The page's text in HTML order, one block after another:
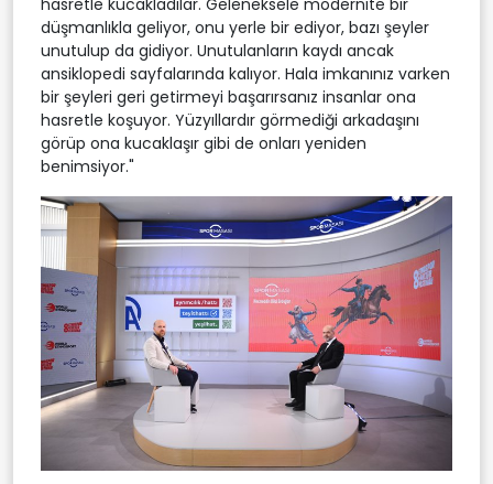
düşmanlıkla geliyor, onu yerle bir ediyor, bazı şeyler
unutulup da gidiyor. Unutulanların kaydı ancak
ansiklopedi sayfalarında kalıyor. Hala imkanınız varken
bir şeyleri geri getirmeyi başarırsanız insanlar ona
hasretle koşuyor. Yüzyıllardır görmediği arkadaşını
görüp ona kucaklaşır gibi de onları yeniden
benimsiyor."